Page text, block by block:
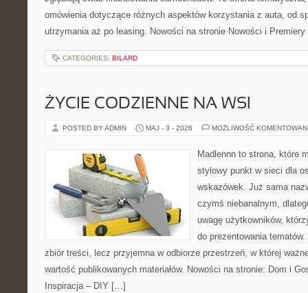
omówienia dotyczące różnych aspektów korzystania z auta, od
utrzymania aż po leasing. Nowości na stronie Nowości i
CATEGORIES: BILARD
ŻYCIE CODZIENNE NA WSI
POSTED BY ADMIN MAJ - 3 - 2026 MOŻLIWOŚĆ
Madlennn to strona, które
stylowy punkt w sieci dla
wskazówek. Już sama
czymś niebanalnym,
uwagę użytkowników,
do prezentowania
zbiór treści, lecz przyjemna w odbiorze przestrzeń, w której
wartość publikowanych materiałów. Nowości na stronie: Dom i
Inspiracja – DIY […]